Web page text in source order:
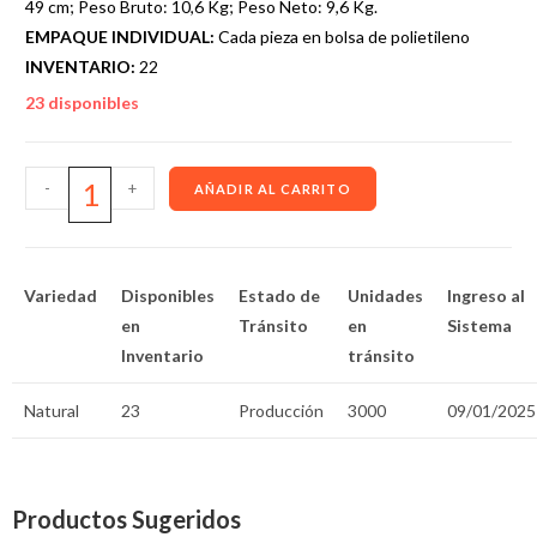
49 cm; Peso Bruto: 10,6 Kg; Peso Neto: 9,6 Kg.
EMPAQUE INDIVIDUAL: Cada pieza en bolsa de polietileno
INVENTARIO: 22
23 disponibles
- + AÑADIR AL CARRITO
Variedad
Disponibles
en
Inventario
Estado de
Tránsito
Unidades
en
tránsito
Ingreso al
Sistema
Natural 23 Producción 3000 09/01/2025
Productos Sugeridos